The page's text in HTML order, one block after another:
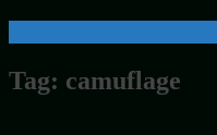
Tag: camuflage